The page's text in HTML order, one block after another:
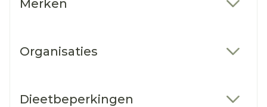
Merken
Organisaties
Dieetbeperkingen